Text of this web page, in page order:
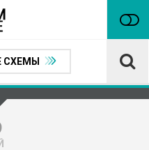
СХЕМЫ